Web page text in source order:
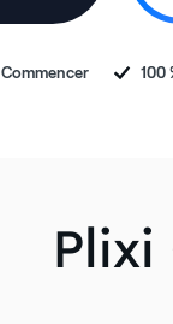
Commencer 100
Plixi